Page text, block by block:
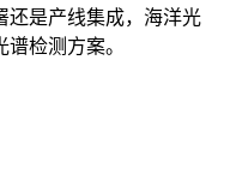
是产线集成，海洋光
检测方案。